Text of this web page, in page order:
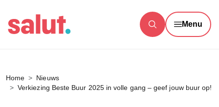
Menu
Home
Nieuws
Verkiezing Beste Buur 2025 in volle gang – geef jouw buur op!